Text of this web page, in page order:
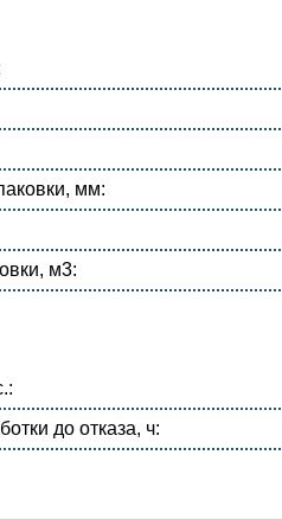
мм:
м3:
до отказа, ч: